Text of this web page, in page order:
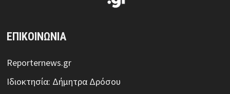
ΕΠΙΚΟΙΝΩΝΙΑ
Reporternews.gr
Ιδιοκτησία: Δήμητρα Δρόσου